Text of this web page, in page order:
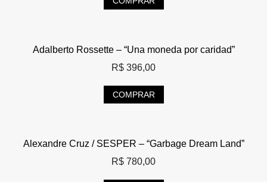
Adalberto Rossette – “Una moneda por caridad”
R$ 396,00
COMPRAR
Alexandre Cruz / SESPER – “Garbage Dream Land”
R$ 780,00